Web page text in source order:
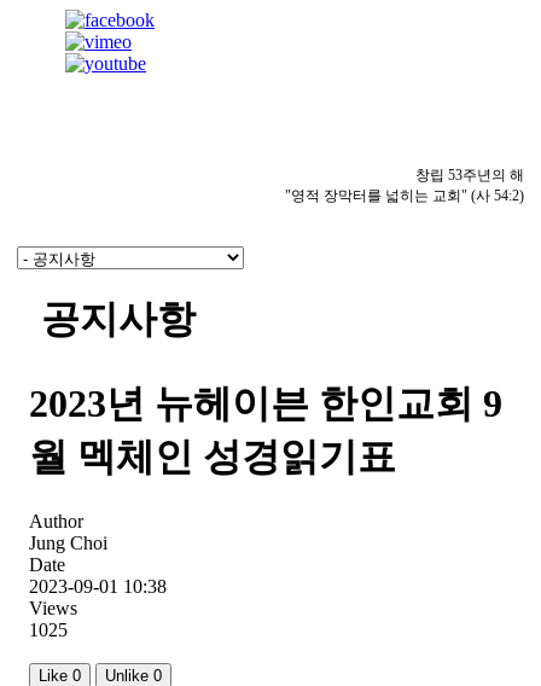
창립 53주년의 해
"영적 장막터를 넓히는 교회" (사 54:2)
공지사항
2023년 뉴헤이븐 한인교회 9
월 멕체인 성경읽기표
Author
Jung Choi
Date
2023-09-01 10:38
Views
1025
Like 0 Unlike 0